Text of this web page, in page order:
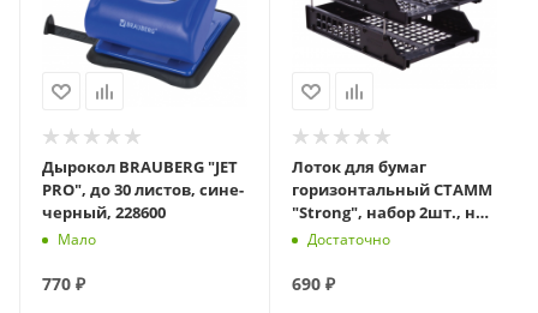
Дырокол BRAUBERG "JET
PRO", до 30 листов, сине-
черный, 228600
Мало
770 ₽
Лоток для бумаг
горизонтальный СТАММ
"Strong", набор 2шт., на
метал. стержнях,
Достаточно
690 ₽